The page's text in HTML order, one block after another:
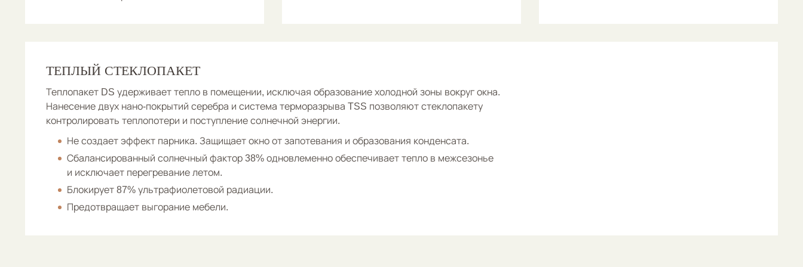
ТЕПЛЫЙ СТЕКЛОПАКЕТ
Теплопакет DS удерживает тепло в помещении, исключая образование холодной зоны вокруг окна.
Нанесение двух нано-покрытий серебра и система терморазрыва TSS позволяют стеклопакету
контролировать теплопотери и поступление солнечной энергии.
Не создает эффект парника. Защищает окно от запотевания и образования конденсата.
Сбалансированный солнечный фактор 38% одновлеменно обеспечивает тепло в межсезонье
и исключает перегревание летом.
Блокирует 87% ультрафиолетовой радиации.
Предотвращает выгорание мебели.